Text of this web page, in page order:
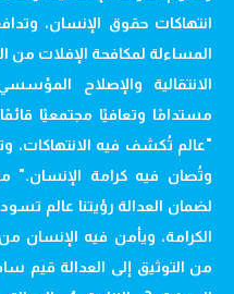
انتهاكات حقوق الإنسان،
المساءلة لمكافحة الإفلات من
الانتقالية والإصلاح
مستدامًا وتعافيًا مجتمعيًا
"عالم تُكشف فيه الانتهاكات،
وتُصان فيه كرامة الإنسان."
لضمان العدالة رؤيتنا عالم
الكرامة، ويأمن فيه الإنسان